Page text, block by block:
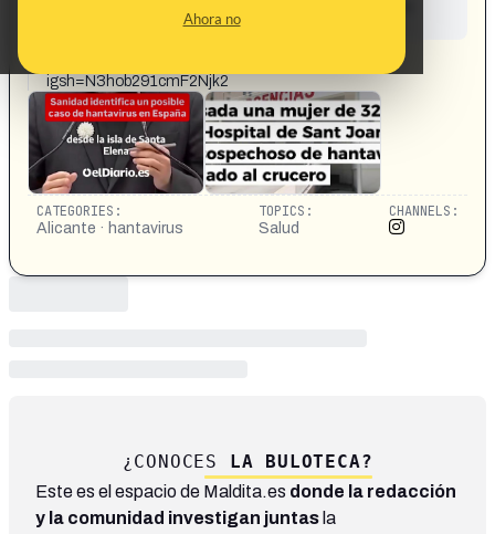
Ahora no
igsh=N3hob291cmF2Njk2
CATEGORIES:
Alicante · hantavirus
TOPICS:
Salud
CHANNELS:
¿CONOCES LA BULOTECA?
Este es el espacio de Maldita.es donde la redacción
y la comunidad investigan juntas la